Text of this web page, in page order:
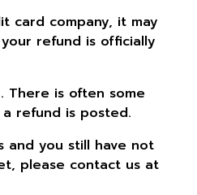
card company, it may
refund is officially
There is often some
refund is posted.
and you still have not
please contact us at